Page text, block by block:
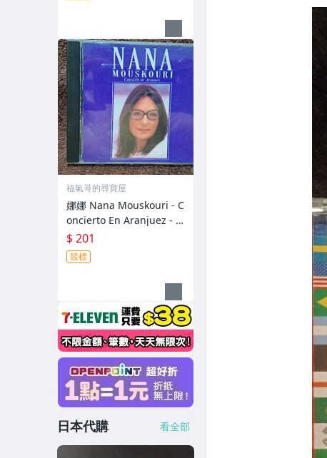
福氣哥的尋寶屋
娜娜 Nana Mouskouri - C
oncierto En Aranjuez - 1
989年美國盤 - 碟片保存佳
- 201元起標 R1740
$ 201
競標
日本代購 看全部